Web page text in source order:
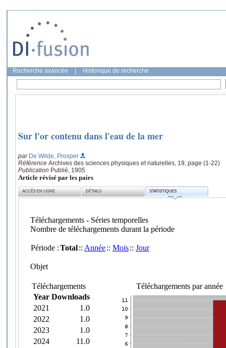
Recherche avancée Historique de recherche
Sur l'or contenu dans l'eau de la mer
par De Wilde, Prosper
Référence Archives des sciences physiques et naturelles, 19, page (1-22)
Publication Publié, 1905
Article révisé par les pairs
ACCÈS EN LIGNE DÉTAILS STATISTIQUES